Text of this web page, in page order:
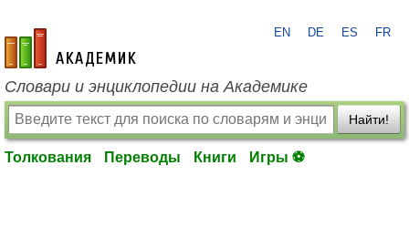
academic.ru
EN DE ES FR
Словари и энциклопедии на Академике
Найти!
Толкования Переводы Книги Игры ⚽